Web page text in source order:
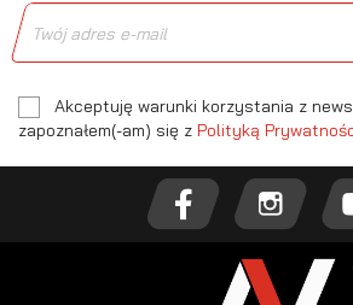
Akceptuję warunki korzystania z
zapoznałem(-am) się z Polityką